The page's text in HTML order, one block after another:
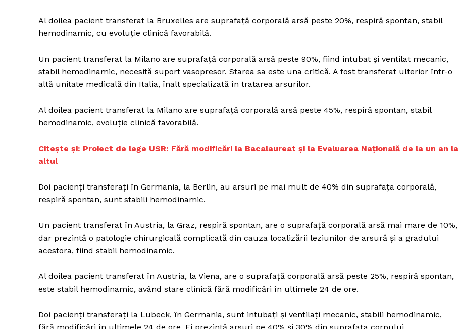
Un proiect
PRESShub
Proiecte editoriale
Al doilea pacient transferat la Bruxelles are suprafaţă corporală arsă peste 20%, respiră spontan, stabil
hemodinamic, cu evoluţie clinică favorabilă.
Un pacient transferat la Milano are suprafaţă corporală arsă peste 90%, fiind intubat şi ventilat mecanic,
stabil hemodinamic, necesită suport vasopresor. Starea sa este una critică. A fost transferat ulterior într-o
altă unitate medicală din Italia, înalt specializată în tratarea arsurilor.
Al doilea pacient transferat la Milano are suprafaţă corporală arsă peste 45%, respiră spontan, stabil
hemodinamic, evoluţie clinică favorabilă.
Citește și: Proiect de lege USR: Fără modificări la Bacalaureat și la Evaluarea Națională de la un an la
altul
Doi pacienţi transferaţi în Germania, la Berlin, au arsuri pe mai mult de 40% din suprafaţa corporală,
respiră spontan, sunt stabili hemodinamic.
Un pacient transferat în Austria, la Graz, respiră spontan, are o suprafaţă corporală arsă mai mare de 10%,
dar prezintă o patologie chirurgicală complicată din cauza localizării leziunilor de arsură şi a gradului
acestora, fiind stabil hemodinamic.
Al doilea pacient transferat în Austria, la Viena, are o suprafaţă corporală arsă peste 25%, respiră spontan,
este stabil hemodinamic, având stare clinică fără modificări în ultimele 24 de ore.
Doi pacienţi transferaţi la Lubeck, în Germania, sunt intubaţi şi ventilaţi mecanic, stabili hemodinamic,
fără modificări în ultimele 24 de ore. Ei prezintă arsuri pe 40% şi 30% din suprafaţa corpului.